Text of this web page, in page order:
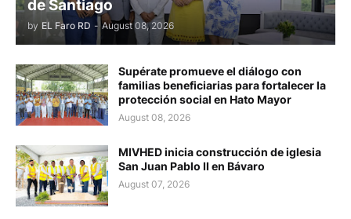
de Santiago
by EL Faro RD - August 08, 2026
Supérate promueve el diálogo con
familias beneficiarias para fortalecer la
protección social en Hato Mayor
August 08, 2026
MIVHED inicia construcción de iglesia
San Juan Pablo II en Bávaro
August 07, 2026